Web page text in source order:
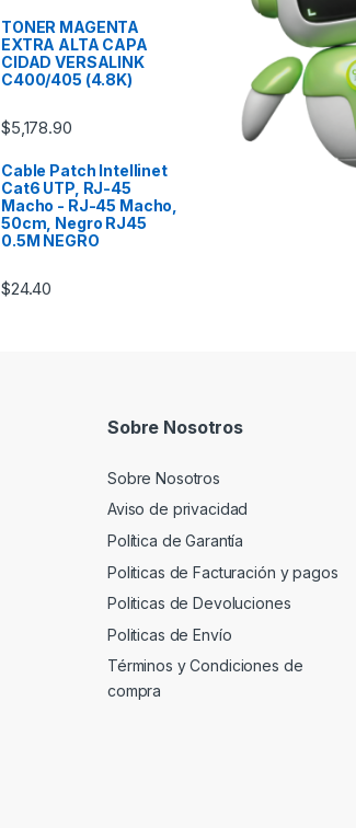
TONER MAGENTA
EXTRA ALTA CAPA
CIDAD VERSALINK
C400/405 (4.8K)
$5,178.90
Cable Patch Intellinet
Cat6 UTP, RJ-45
Macho - RJ-45 Macho,
50cm, Negro RJ45
0.5M NEGRO
$24.40
Sobre Nosotros
Sobre Nosotros
Aviso de privacidad
Política de Garantía
Politicas de Facturación y pagos
Politicas de Devoluciones
Politicas de Envío
Términos y Condiciones de
compra